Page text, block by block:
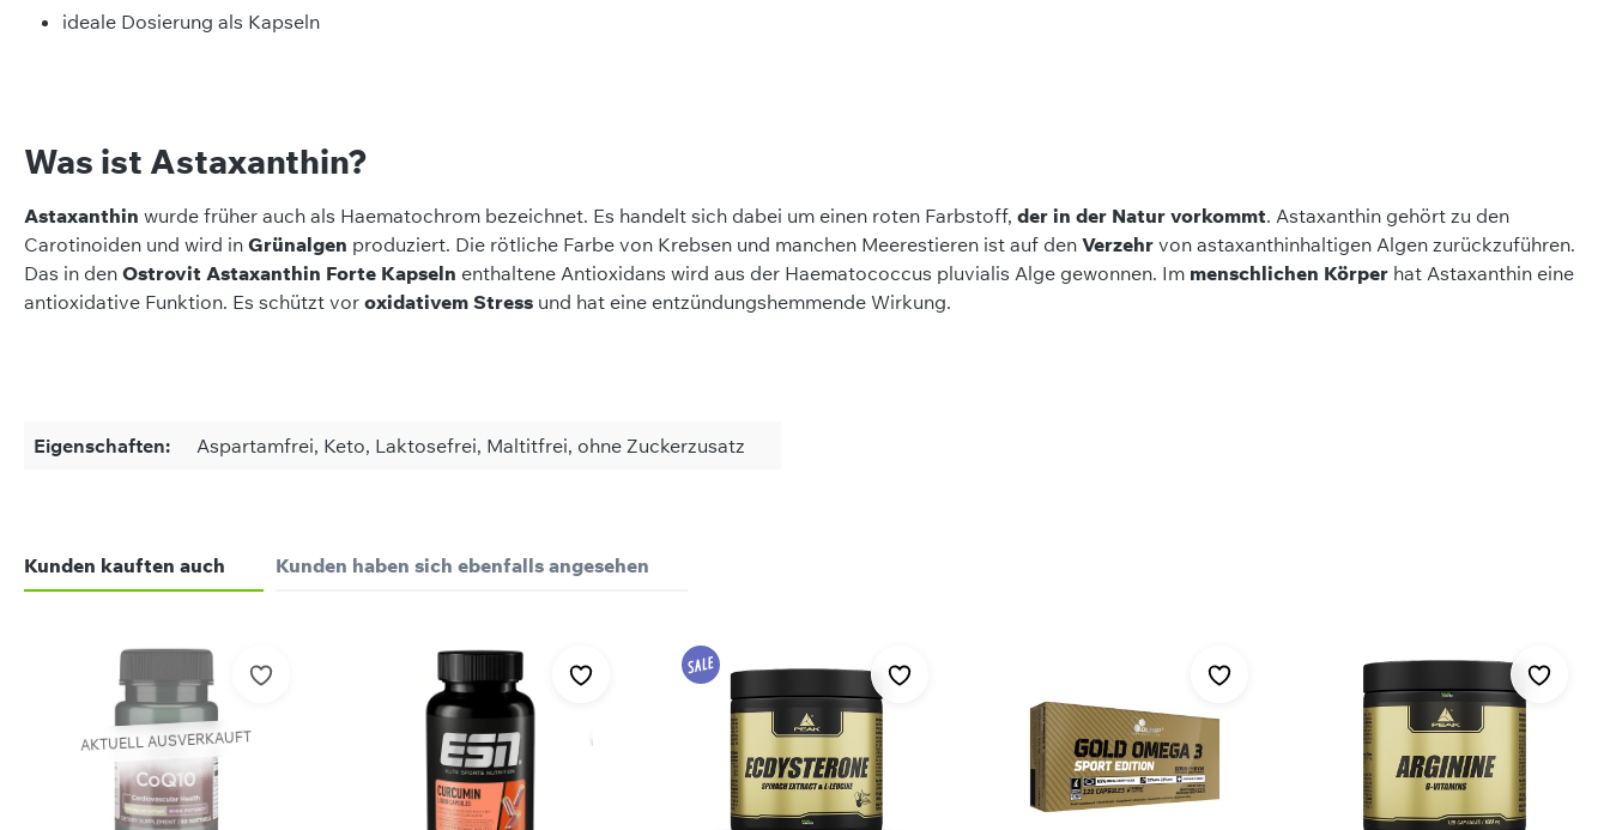
ideale Dosierung als Kapseln
Was ist Astaxanthin?
Astaxanthin wurde früher auch als Haematochrom bezeichnet. Es handelt sich dabei um einen roten Farbstoff, der in der Natur vorkommt. Astaxanthin gehört zu den
Carotinoiden und wird in Grünalgen produziert. Die rötliche Farbe von Krebsen und manchen Meerestieren ist auf den Verzehr von astaxanthinhaltigen Algen zurückzuführen.
Das in den Ostrovit Astaxanthin Forte Kapseln enthaltene Antioxidans wird aus der Haematococcus pluvialis Alge gewonnen. Im menschlichen Körper hat Astaxanthin eine
antioxidative Funktion. Es schützt vor oxidativem Stress und hat eine entzündungshemmende Wirkung.
Eigenschaften: Aspartamfrei, Keto, Laktosefrei, Maltitfrei, ohne Zuckerzusatz
Öl
1 Kapsel täglich zusammen mit 200 ml Wasser zu einer beliebigen Tageszeit einzunehmen.
Sie dieses Produkt!
schreiben
Kunden kauften auch Kunden haben sich ebenfalls angesehen
AKTUELL AUSVERKAUFT